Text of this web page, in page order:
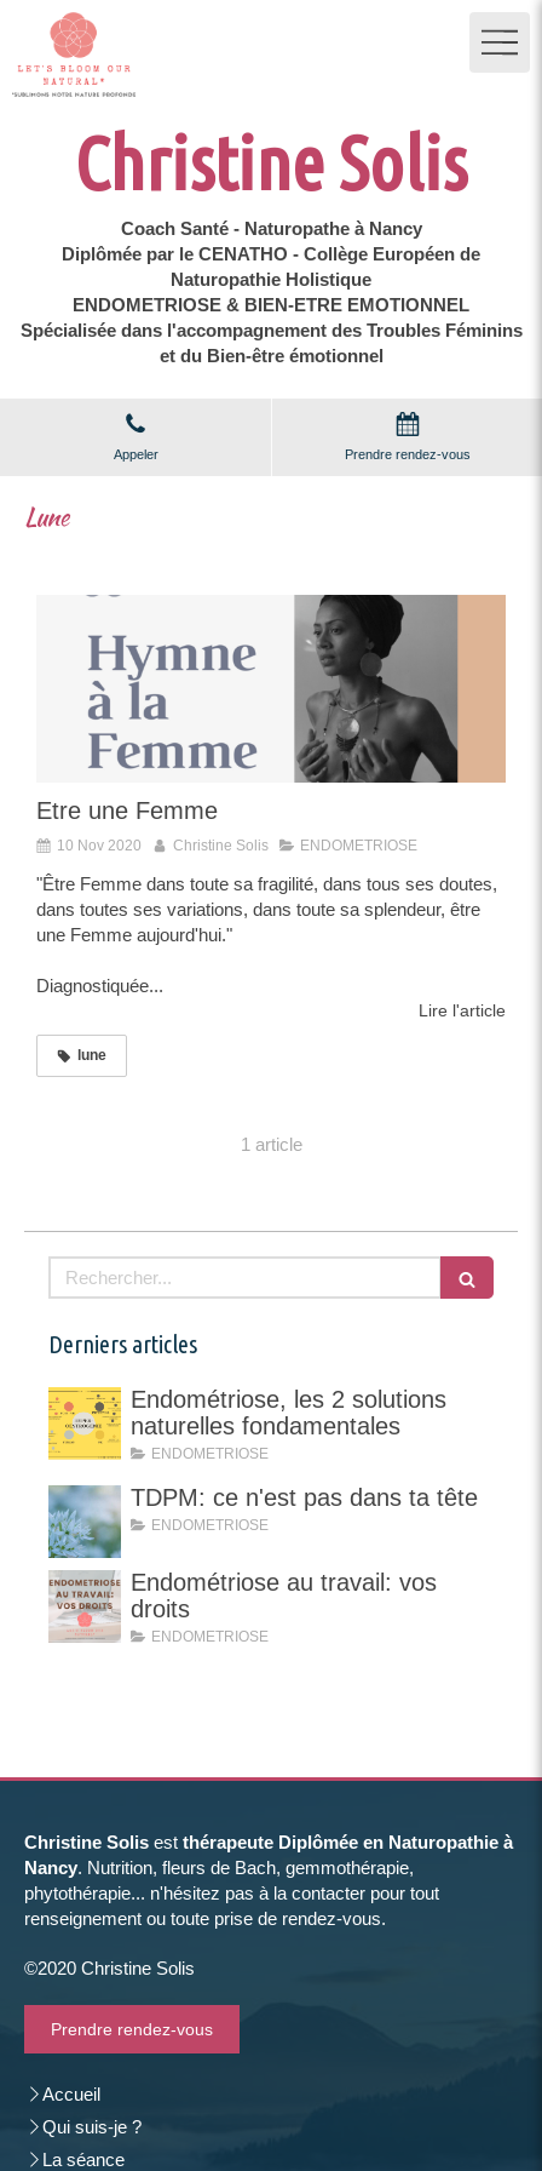
Christine Solis
Coach Santé - Naturopathe à Nancy
Diplômée par le CENATHO - Collège Européen de
Naturopathie Holistique
ENDOMETRIOSE & BIEN-ETRE EMOTIONNEL
Spécialisée dans l'accompagnement des Troubles Féminins
et du Bien-être émotionnel
Appeler Prendre rendez-vous
Lune
Etre une Femme
10 Nov 2020 Christine Solis ENDOMETRIOSE
"Être Femme dans toute sa fragilité, dans tous ses doutes,
dans toutes ses variations, dans toute sa splendeur, être
une Femme aujourd'hui."
Diagnostiquée...
Lire l'article
lune
1 article
Rechercher
Derniers articles
Endométriose, les 2 solutions
naturelles fondamentales
ENDOMETRIOSE
TDPM: ce n'est pas dans ta tête
ENDOMETRIOSE
Endométriose au travail: vos
droits
ENDOMETRIOSE
Christine Solis est thérapeute Diplômée en Naturopathie à
Nancy. Nutrition, fleurs de Bach, gemmothérapie,
phytothérapie... n'hésitez pas à la contacter pour tout
renseignement ou toute prise de rendez-vous.
©2020 Christine Solis
Prendre rendez-vous
Accueil
Qui suis-je ?
La séance